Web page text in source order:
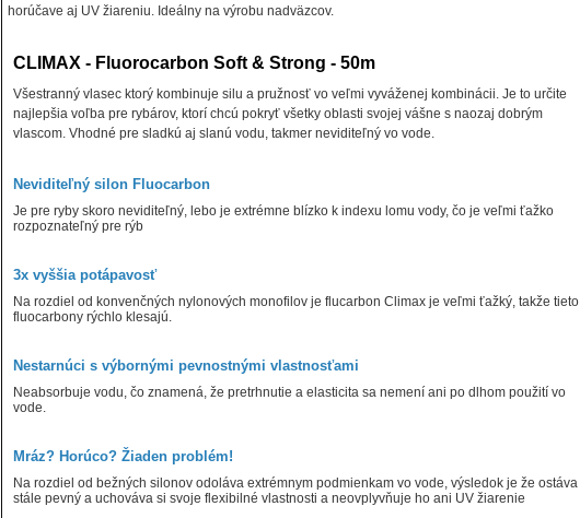
horúčave aj UV žiareniu. Ideálny na výrobu nadväzcov.
CLIMAX - Fluorocarbon Soft & Strong - 50m
Všestranný vlasec ktorý kombinuje silu a pružnosť vo veľmi vyváženej kombinácii. Je to určite
najlepšia voľba pre rybárov, ktorí chcú pokryť všetky oblasti svojej vášne s naozaj dobrým
vlascom. Vhodné pre sladkú aj slanú vodu, takmer neviditeľný vo vode.
Neviditeľný silon Fluocarbon
Je pre ryby skoro neviditeľný, lebo je extrémne blízko k indexu lomu vody, čo je veľmi ťažko
rozpoznateľný pre rýb
3x vyššia potápavosť
Na rozdiel od konvenčných nylonových monofilov je flucarbon Climax je veľmi ťažký, takže tieto
fluocarbony rýchlo klesajú.
Nestarnúci s výbornými pevnostnými vlastnosťami
Neabsorbuje vodu, čo znamená, že pretrhnutie a elasticita sa nemení ani po dlhom použití vo
vode.
Mráz? Horúco? Žiaden problém!
Na rozdiel od bežných silonov odoláva extrémnym podmienkam vo vode, výsledok je že ostáva
stále pevný a uchováva si svoje flexibilné vlastnosti a neovplyvňuje ho ani UV žiarenie